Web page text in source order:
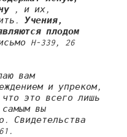
, и их,
Учения,
плодом
H-339, 26
вам
и упреком,
это всего лишь
вы
Свидетельства